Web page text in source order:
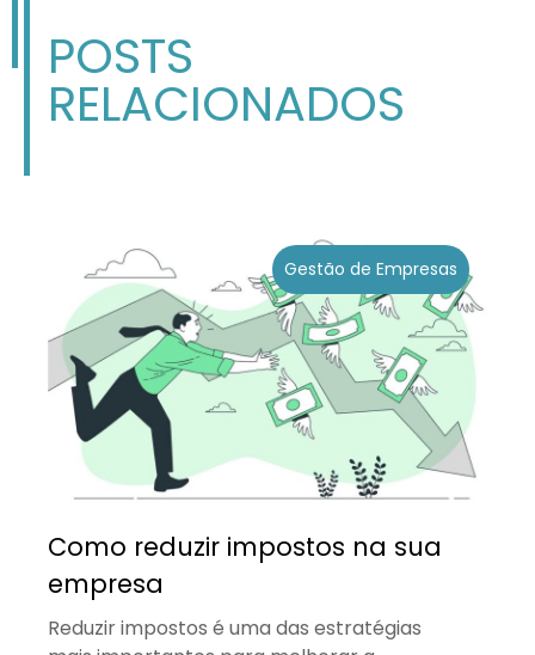
POSTS
RELACIONADOS
Gestão de Empresas
Como reduzir impostos na sua
empresa
Reduzir impostos é uma das estratégias